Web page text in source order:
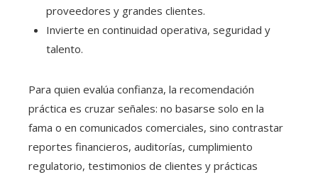
proveedores y grandes clientes.
Invierte en continuidad operativa, seguridad y
talento.
Para quien evalúa confianza, la recomendación
práctica es cruzar señales: no basarse solo en la
fama o en comunicados comerciales, sino contrastar
reportes financieros, auditorías, cumplimiento
regulatorio, testimonios de clientes y prácticas